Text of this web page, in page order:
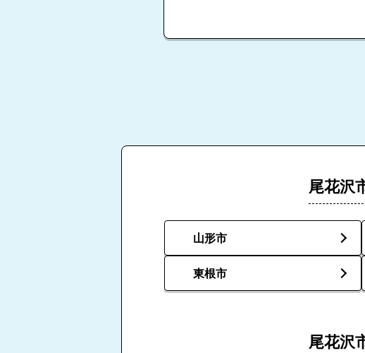
尾花沢
山形市
東根市
尾花沢